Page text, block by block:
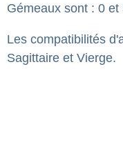
Gémeaux sont : 0 et
Les compatibilités
Sagittaire et Vierge.